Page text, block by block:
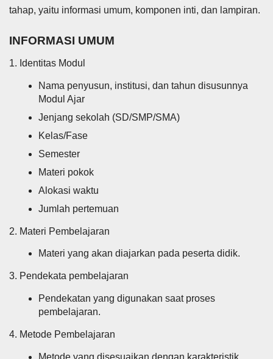
tahap, yaitu informasi umum, komponen inti, dan lampiran.
INFORMASI UMUM
1. Identitas Modul
Nama penyusun, institusi, dan tahun disusunnya
Modul Ajar
Jenjang sekolah (SD/SMP/SMA)
Kelas/Fase
Semester
Materi pokok
Alokasi waktu
Jumlah pertemuan
2. Materi Pembelajaran
Materi yang akan diajarkan pada peserta didik.
3. Pendekata pembelajaran
Pendekatan yang digunakan saat proses
pembelajaran.
4. Metode Pembelajaran
Metode yang disesuaikan dengan karakteristik